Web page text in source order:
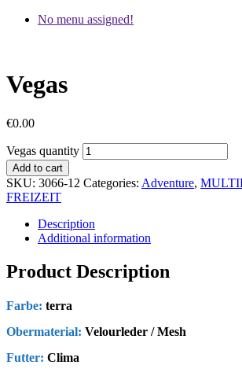
No menu assigned!
Vegas
€0.00
Vegas quantity
Add to cart
SKU: 3066-12 Categories: Adventure,
FREIZEIT
Description
Additional information
Product Description
Farbe: terra
Obermaterial: Velourleder / Mesh
Futter: Clima